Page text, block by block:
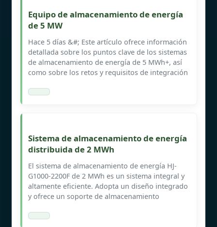
Equipo de almacenamiento de energía
de 5 MW
Hace 5 días &#; Este artículo ofrece información
detallada sobre los puntos clave de los sistemas
de almacenamiento de energía de 5 MWh+, así
como sobre los retos y requisitos de integración
Sistema de almacenamiento de energía
distribuida de 2 MWh
El sistema de almacenamiento de energía HJ-
G1000-2200F de 2 MWh es un sistema integral y
altamente eficiente. Adopta un diseño integrado
y ofrece un soporte de almacenamiento